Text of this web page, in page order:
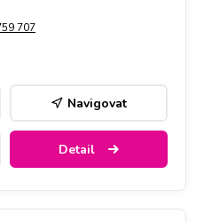
707
Navigovat
Detail